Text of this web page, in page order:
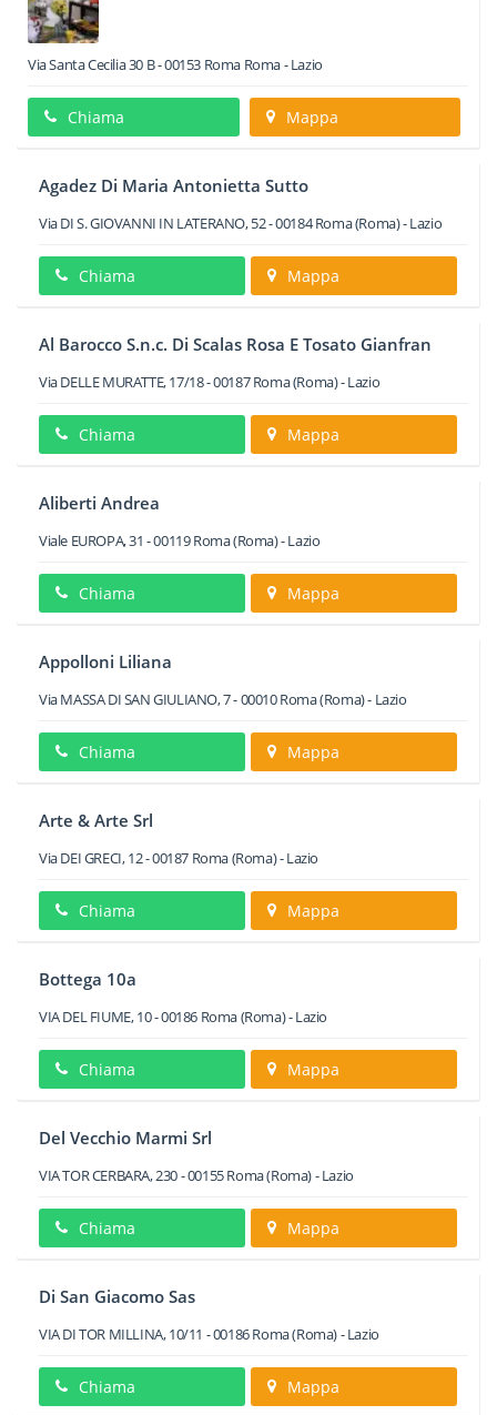
Via Santa Cecilia 30 B-00153 Roma Roma -Lazio
Chiama Mappa
Agadez Di Maria Antonietta Sutto
Via DI S. GIOVANNI IN LATERANO, 52-00184 Roma(Roma) -Lazio
Chiama Mappa
Al Barocco S.n.c. Di Scalas Rosa E Tosato Gianfran
Via DELLE MURATTE, 17/18-00187 Roma(Roma) -Lazio
Chiama Mappa
Aliberti Andrea
Viale EUROPA, 31 -00119Roma(Roma) -Lazio
Chiama Mappa
Appolloni Liliana
Via MASSA DI SAN GIULIANO, 7-00010Roma(Roma) - Lazio
Chiama Mappa
Arte & Arte Srl
Via DEI GRECI, 12-00187 Roma(Roma) -Lazio
Chiama Mappa
Bottega 10a
VIA DEL FIUME, 10-00186 Roma(Roma) -Lazio
Chiama Mappa
Del Vecchio Marmi Srl
VIA TOR CERBARA, 230-00155Roma(Roma) -Lazio
Chiama Mappa
Di San Giacomo Sas
VIA DI TOR MILLINA, 10/11 -00186Roma(Roma) -Lazio
Chiama Mappa